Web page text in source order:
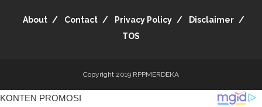
About Contact Privacy Policy
Disclaimer
TOS
Copyright 2019 RPPMERDEKA